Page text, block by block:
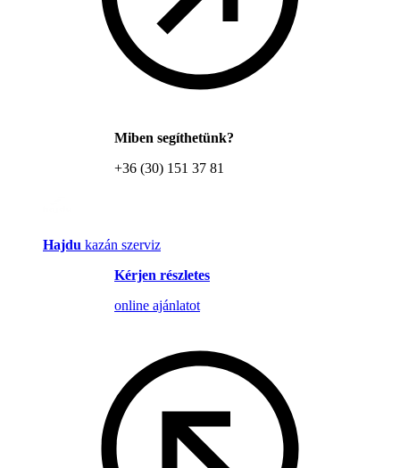
Miben segíthetünk?
+36 (30) 151 37 81
Hajdu kazán szerviz
Kérjen részletes
online ajánlatot